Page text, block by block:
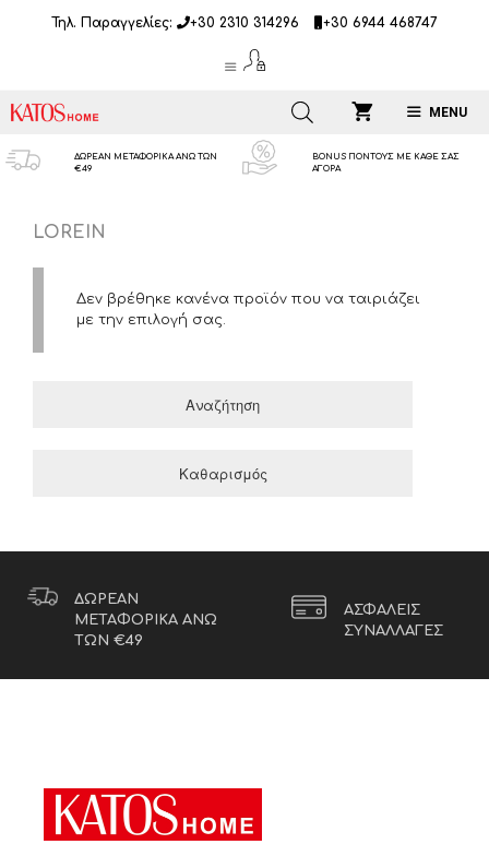
Τηλ. Παραγγελίες: +30 2310 314296 +30 6944 468747
MENU
ΔΩΡΕΑΝ ΜΕΤΑΦΟΡΙΚΑ ΑΝΩ ΤΩΝ
€49
BONUS ΠΟΝΤΟΥΣ ΜΕ ΚΑΘΕ ΣΑΣ
ΑΓΟΡΑ
LOREIN
Δεν βρέθηκε κανένα προϊόν που να ταιριάζει
με την επιλογή σας.
Αναζήτηση
Καθαρισμός
ΔΩΡΕΑΝ
ΜΕΤΑΦΟΡΙΚΑ ΑΝΩ
ΤΩΝ €49
ΑΣΦΑΛΕΙΣ
ΣΥΝΑΛΛΑΓΕΣ